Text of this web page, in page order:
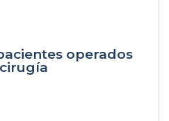
operados